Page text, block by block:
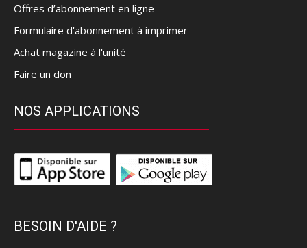
Offres d’abonnement en ligne
Formulaire d'abonnement à imprimer
Achat magazine à l'unité
Faire un don
NOS APPLICATIONS
BESOIN D'AIDE ?